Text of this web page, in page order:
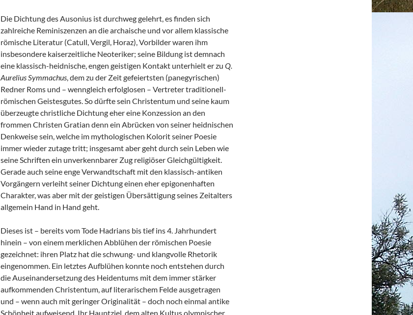
Die Dichtung des Ausonius ist durchweg gelehrt, es finden sich
zahlreiche Reminiszenzen an die archaische und vor allem klassische
römische Literatur (Catull, Vergil, Horaz), Vorbilder waren ihm
insbesondere kaiserzeitliche Neoteriker; seine Bildung ist demnach
eine klassisch-heidnische, engen geistigen Kontakt unterhielt er zu Q.
Aurelius Symmachus, dem zu der Zeit gefeiertsten (panegyrischen)
Redner Roms und – wenngleich erfolglosen – Vertreter traditionell-
römischen Geistesgutes. So dürfte sein Christentum und seine kaum
überzeugte christliche Dichtung eher eine Konzession an den
frommen Christen Gratian denn ein Abrücken von seiner heidnischen
Denkweise sein, welche im mythologischen Kolorit seiner Poesie
immer wieder zutage tritt; insgesamt aber geht durch sein Leben wie
seine Schriften ein unverkennbarer Zug religiöser Gleichgültigkeit.
Gerade auch seine enge Verwandtschaft mit den klassisch-antiken
Vorgängern verleiht seiner Dichtung einen eher epigonenhaften
Charakter, was aber mit der geistigen Übersättigung seines Zeitalters
allgemein Hand in Hand geht.
Dieses ist – bereits vom Tode Hadrians bis tief ins 4. Jahrhundert
hinein – von einem merklichen Abblühen der römischen Poesie
gezeichnet: ihren Platz hat die schwung- und klangvolle Rhetorik
eingenommen. Ein letztes Aufblühen konnte noch entstehen durch
die Auseinandersetzung des Heidentums mit dem immer stärker
aufkommenden Christentum, auf literarischem Felde ausgetragen
und – wenn auch mit geringer Originalität – doch noch einmal antike
Schönheit aufweisend. Ihr Hauptziel, dem alten Kultus olympischer